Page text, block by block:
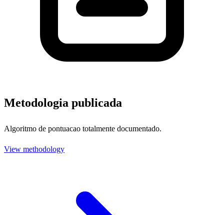
Metodologia publicada
Algoritmo de pontuacao totalmente documentado.
View methodology